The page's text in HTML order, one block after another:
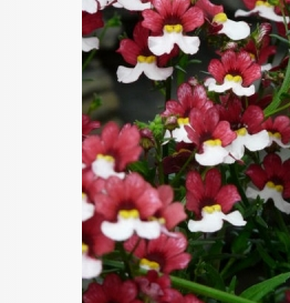
I want to allow Google to
related to security, including
functionality and fraud
user protection.
CONFIRM
Data Deletion Data Access